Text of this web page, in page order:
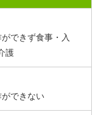
できず食事・入
護
できない